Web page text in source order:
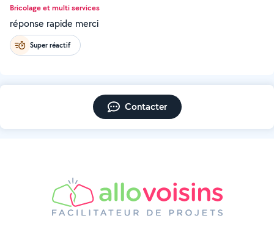
Bricolage et multi services
réponse rapide merci
Super réactif
Contacter